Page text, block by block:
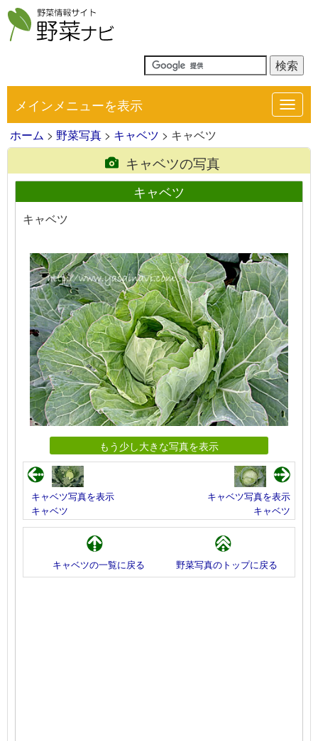
メインメニューを表示
ホーム > 野菜写真 > キャベツ > キャベツ
キャベツの写真
キャベツ
キャベツ
もう少し大きな写真を表示
キャベツ写真を表示
キャベツ
キャベツ写真を表示
キャベツ
キャベツの一覧に戻る 野菜写真のトップに戻る